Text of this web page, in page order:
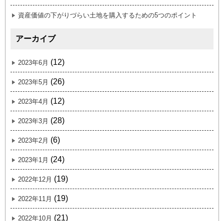
資産価値の下がりづらい土地を購入するための5つのポイント
アーカイブ
2023年6月 (12)
2023年5月 (26)
2023年4月 (12)
2023年3月 (28)
2023年2月 (6)
2023年1月 (24)
2022年12月 (19)
2022年11月 (19)
2022年10月 (21)